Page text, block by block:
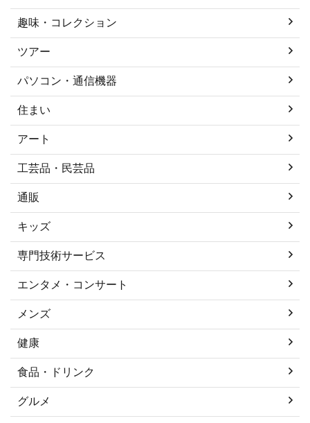
趣味・コレクション
ツアー
パソコン・通信機器
住まい
アート
工芸品・民芸品
通販
キッズ
専門技術サービス
エンタメ・コンサート
メンズ
健康
食品・ドリンク
グルメ